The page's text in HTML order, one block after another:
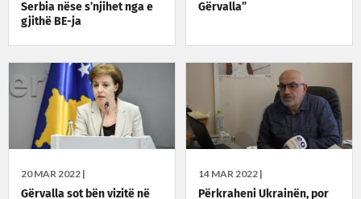
Serbia nëse s’njihet nga e
gjithë BE-ja
Gërvalla”
20 MAR 2022 |
Gërvalla sot bën vizitë në
14 MAR 2022 |
Përkraheni Ukrainën, por